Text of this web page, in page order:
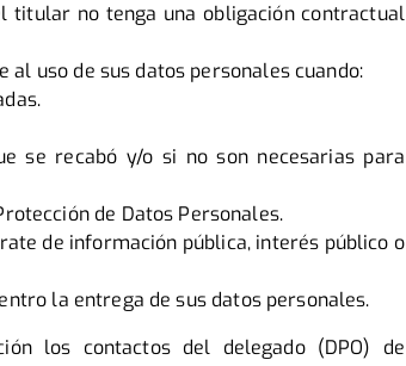
titular no tenga una obligación contractual
uso de sus datos personales cuando:
se recabó y/o si no son necesarias para
de Datos Personales.
de información pública, interés público o
la entrega de sus datos personales.
los contactos del delegado (DPO) de